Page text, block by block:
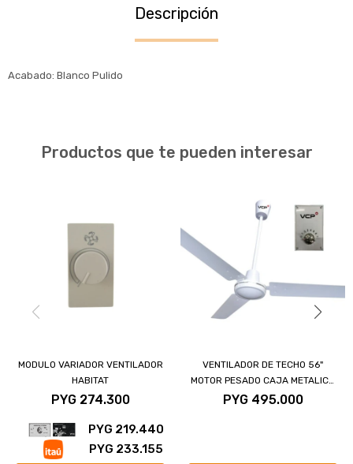
Descripción
Acabado: Blanco Pulido
Productos que te pueden interesar
MODULO VARIADOR VENTILADOR
HABITAT
PYG 274.300
PYG 219.440
PYG 233.155
VENTILADOR DE TECHO 56"
MOTOR PESADO CAJA METALICA
7 VELOCIDADES
PYG 495.000